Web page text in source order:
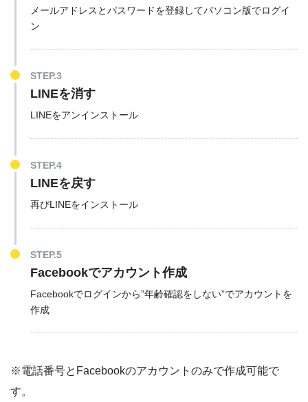
メールアドレスとパスワードを登録してパソコン版でログイ
ン
STEP.3
LINEを消す
LINEをアンインストール
STEP.4
LINEを戻す
再びLINEをインストール
STEP.5
Facebookでアカウント作成
Facebookでログインから”年齢確認をしない”でアカウントを
作成
※電話番号とFacebookのアカウントのみで作成可能で
す。